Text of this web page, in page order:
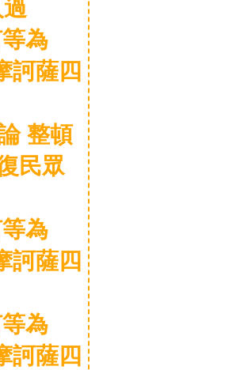
過
為
訶薩四
整頓
民眾
為
訶薩四
為
訶薩四